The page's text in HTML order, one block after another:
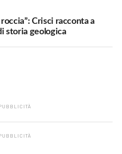
Crisci racconta a
storia geologica